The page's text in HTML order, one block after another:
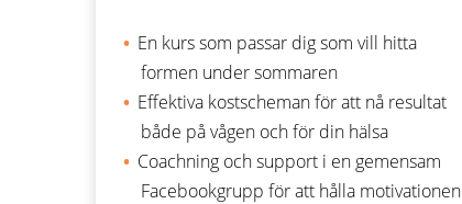
En kurs som passar dig som vill hitta
formen under sommaren
Effektiva kostscheman för att nå resultat
både på vågen och för din hälsa
Coachning och support i en gemensam
Facebookgrupp för att hålla motivationen